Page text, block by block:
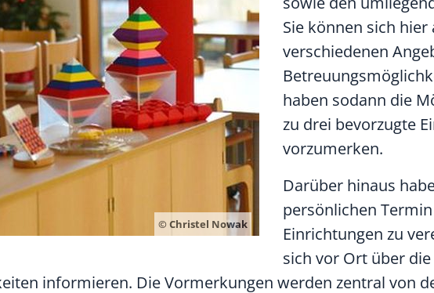
© Christel Nowak
Sie können sich
verschiedenen
haben sodann die
zu drei bevorzugte
vorzumerken.
Darüber hinaus
persönlichen
Einrichtungen zu
sich vor Ort über
informieren. Die Vormerkungen werden zentral von